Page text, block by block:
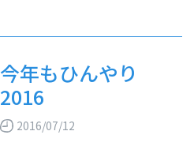
今年もひんやり
2016
2016/07/12